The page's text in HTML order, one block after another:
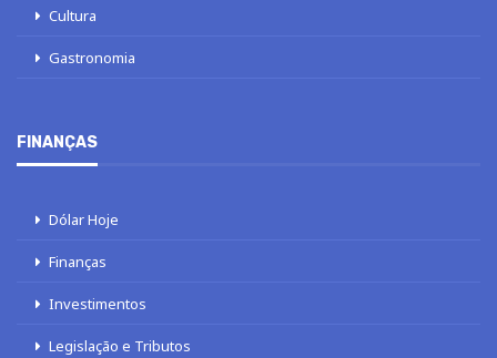
Cultura
Gastronomia
FINANÇAS
Dólar Hoje
Finanças
Investimentos
Legislação e Tributos